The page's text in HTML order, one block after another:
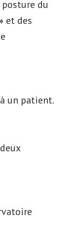
posture du
et des
un patient.